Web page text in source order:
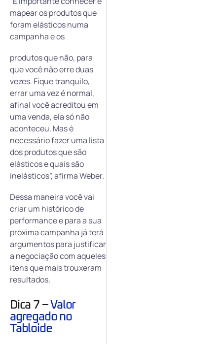
mapear os produtos que
foram elásticos numa
campanha e os
produtos que não, para
que você não erre duas
vezes. Fique tranquilo,
errar uma vez é normal,
afinal você acreditou em
uma venda, ela só não
aconteceu. Mas é
necessário fazer uma lista
dos produtos que são
elásticos e quais são
inelásticos”, afirma Weber.
Dessa maneira você vai
criar um histórico de
performance e para a sua
próxima campanha já terá
argumentos para justificar
a negociação com aqueles
itens que mais trouxeram
resultados.
Dica 7 –Valor
agregado no
Tabloide